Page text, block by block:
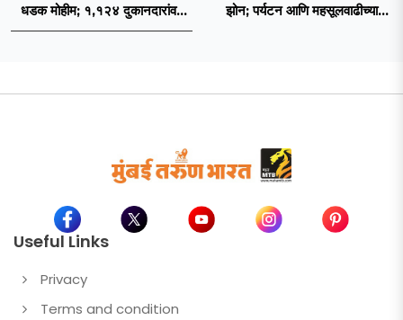
धडक मोहीम; १,१२४ दुकानदारांवर
कारवाई
झोन; पर्यटन आणि महसूलवाढीच्या
Useful Links
Privacy
Terms and condition